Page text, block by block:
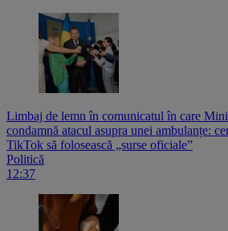
Limbaj de lemn în comunicatul în care
condamnă atacul asupra unei ambulanțe:
TikTok să folosească „surse oficiale”
Politică
12:37